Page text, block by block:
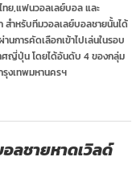
ทาง
กลับ
ถึง
ประเทศไทย
ย,แฟนวอลเลย์บอล และ
สำหรับทีมวอลเลย์บอลชายนั้นได้
นการคัดเลือกเข้าไปเล่นในรอบ
ศญี่ปุ่น โดยได้อันดับ 4 ของกลุ่ม
งเทพมหานครฯ
ลชายหาดเวิลด์